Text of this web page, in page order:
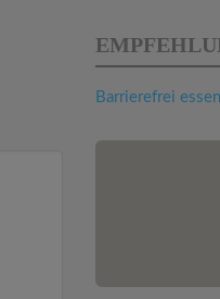
Barrierefrei essen